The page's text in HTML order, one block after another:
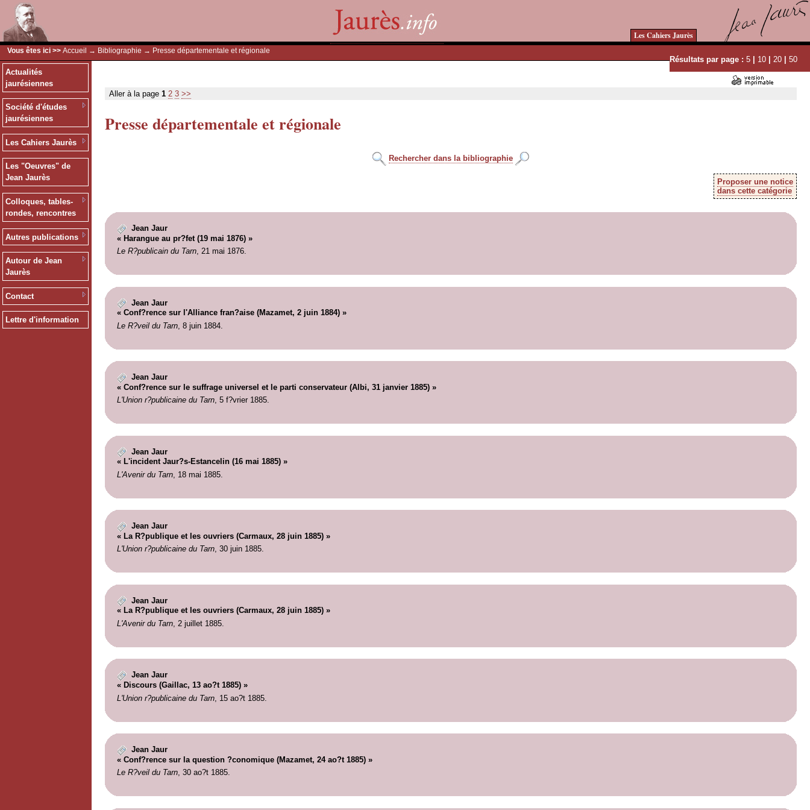
Les Cahiers Jaurès
Vous êtes ici >> Accueil → Bibliographie → Presse départementale et régionale
Résultats par page : 5 | 10 | 20 | 50
Actualités
jaurésiennes
Société d'études
jaurésiennes
Les Cahiers Jaurès
Les "Oeuvres" de
Jean Jaurès
Colloques, tables-
rondes, rencontres
Autres publications
Autour de Jean
Jaurès
Contact
Lettre d'information
Aller à la page 1 2 3 >>
Presse départementale et régionale
Rechercher dans la bibliographie
Proposer une notice
dans cette catégorie
Jean Jaur
« Harangue au pr?fet (19 mai 1876) »
Le R?publicain du Tarn, 21 mai 1876.
Jean Jaur
« Conf?rence sur l'Alliance fran?aise (Mazamet, 2 juin 1884) »
Le R?veil du Tarn, 8 juin 1884.
Jean Jaur
« Conf?rence sur le suffrage universel et le parti conservateur (Albi, 31 janvier 1885) »
L'Union r?publicaine du Tarn, 5 f?vrier 1885.
Jean Jaur
« L'incident Jaur?s-Estancelin (16 mai 1885) »
L'Avenir du Tarn, 18 mai 1885.
Jean Jaur
« La R?publique et les ouvriers (Carmaux, 28 juin 1885) »
L'Union r?publicaine du Tarn, 30 juin 1885.
Jean Jaur
« La R?publique et les ouvriers (Carmaux, 28 juin 1885) »
L'Avenir du Tarn, 2 juillet 1885.
Jean Jaur
« Discours (Gaillac, 13 ao?t 1885) »
L'Union r?publicaine du Tarn, 15 ao?t 1885.
Jean Jaur
« Conf?rence sur la question ?conomique (Mazamet, 24 ao?t 1885) »
Le R?veil du Tarn, 30 ao?t 1885.